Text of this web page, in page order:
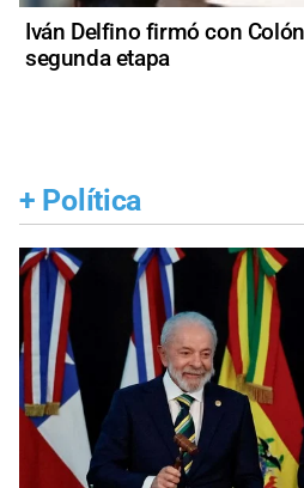
Iván Delfino firmó con
segunda etapa
+ Política